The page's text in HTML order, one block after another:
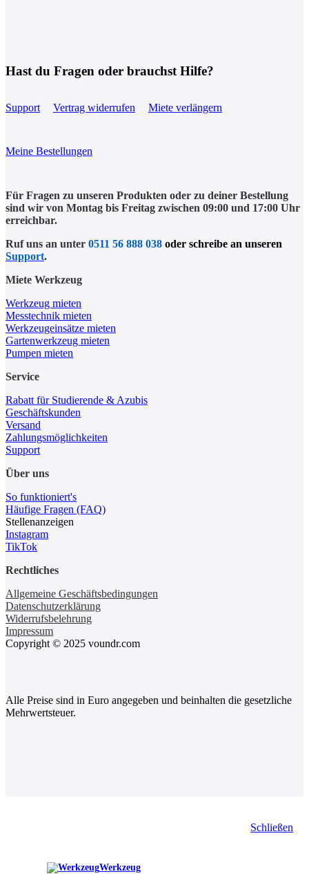
Hast du Fragen oder brauchst Hilfe?
Support Vertrag widerrufen Miete verlängern
Meine Bestellungen
Für Fragen zu unseren Produkten oder zu deiner Bestellung
sind wir von Montag bis Freitag zwischen 09:00 und 17:00 Uhr
erreichbar.
Ruf uns an unter 0511 56 888 038 oder schreibe an unseren
Support.
Miete Werkzeug
Werkzeug mieten
Messtechnik mieten
Werkzeugeinsätze mieten
Gartenwerkzeug mieten
Pumpen mieten
Service
Rabatt für Studierende & Azubis
Geschäftskunden
Versand
Zahlungsmöglichkeiten
Support
Über uns
So funktioniert's
Häufige Fragen (FAQ)
Stellenanzeigen
Instagram
TikTok
Rechtliches
Allgemeine Geschäftsbedingungen
Datenschutzerklärung
Widerrufsbelehrung
Impressum
Copyright © 2025 voundr.com
Alle Preise sind in Euro angegeben und beinhalten die gesetzliche
Mehrwertsteuer.
Schließen
Werkzeug